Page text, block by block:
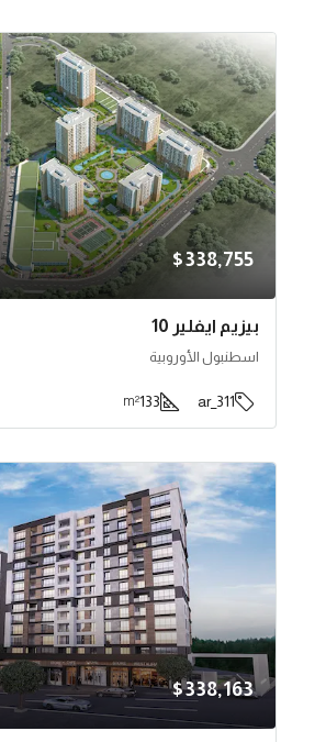
$338,755
بيزيم ايفلير 10
اسطنبول الأوروبية
311_ar
133
m²
$338,163